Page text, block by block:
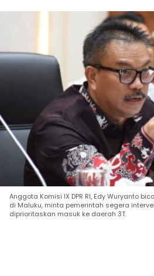
Anggota Komisi IX DPR RI, Edy Wuryanto
di Maluku, minta pemerintah segera
diprioritaskan masuk ke daerah 3T.